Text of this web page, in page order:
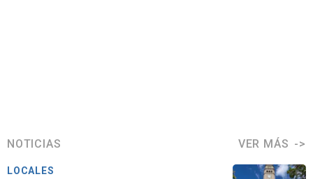
NOTICIAS VER MÁS
LOCALES